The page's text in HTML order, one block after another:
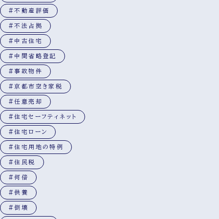
#不動産評価
#不法占拠
#中古住宅
#中間省略登記
#事故物件
#京都市空き家税
#任意売却
#住宅セーフティネット
#住宅ローン
#住宅用地の特例
#住民税
#何倍
#供養
#倒壊